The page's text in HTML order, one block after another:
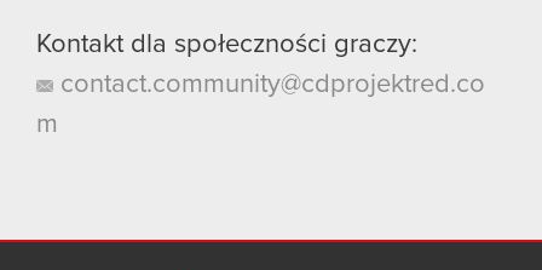
Kontakt dla społeczności graczy:
contact.community@cdprojektred.co
m